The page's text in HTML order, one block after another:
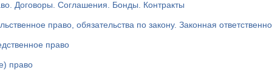
Договоры. Соглашения. Бонды. Контракты
право, обязательства по закону. Законная
право
право